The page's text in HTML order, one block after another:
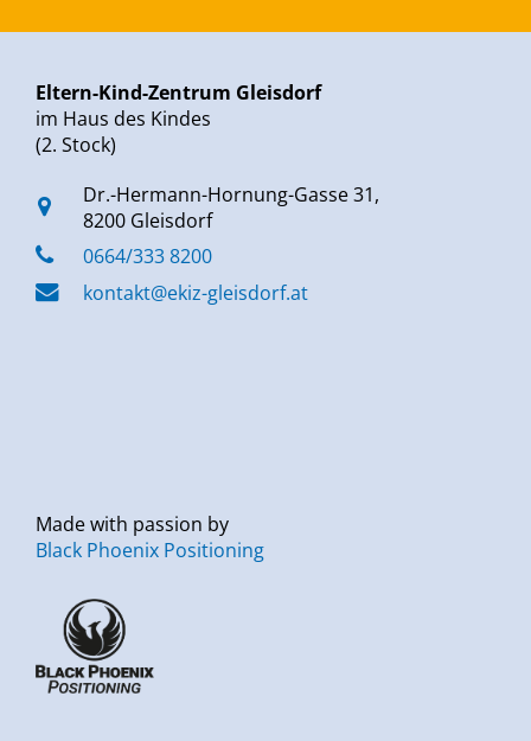
Eltern-Kind-Zentrum Gleisdorf
im Haus des Kindes
(2. Stock)
Dr.-Hermann-Hornung-Gasse 31,
8200 Gleisdorf
0664/333 8200
kontakt@ekiz-gleisdorf.at
Made with passion by
Black Phoenix Positioning